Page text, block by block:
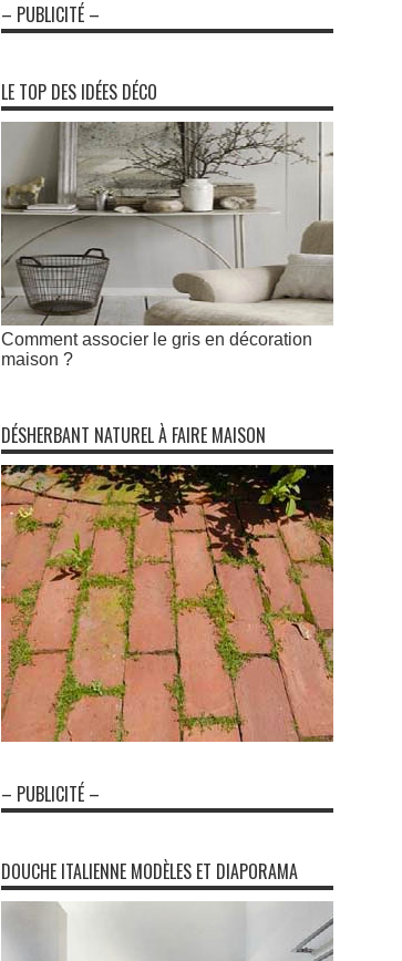
– PUBLICITÉ –
LE TOP DES IDÉES DÉCO
Comment associer le gris en décoration
maison ?
DÉSHERBANT NATUREL À FAIRE MAISON
– PUBLICITÉ –
DOUCHE ITALIENNE MODÈLES ET DIAPORAMA